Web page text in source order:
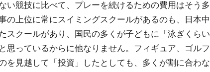
い競技に比べて、プレーを続けるための費用はそう多
の上位に常にスイミングスクールがあるのも、日本中
スクールがあり、国民の多くが子どもに「泳ぎくらい
思っているからに他なりません。フィギュア、ゴルフ
を見越して「投資」したとしても、多くが割に合わな